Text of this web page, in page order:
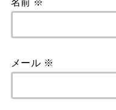
メール ※